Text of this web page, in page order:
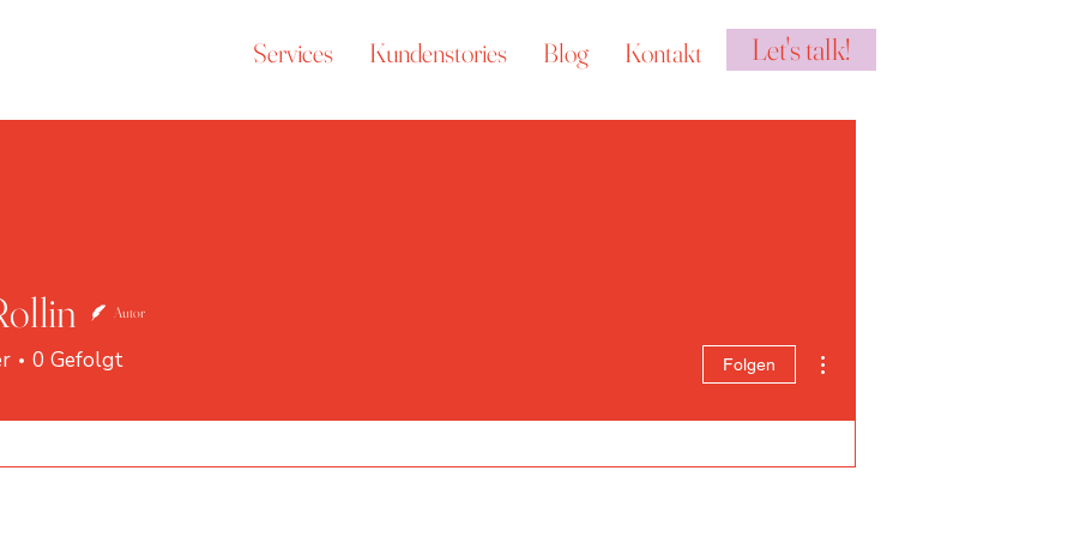
Services Kundenstories Blog Kontakt Let's talk!
Autor
0 Gefolgt Folgen